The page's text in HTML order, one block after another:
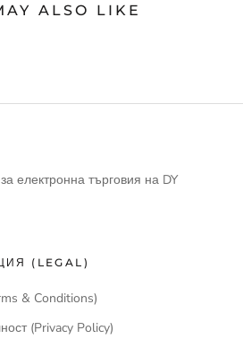
ALSO LIKE
електронна търговия на DY
(LEGAL)
& Conditions)
(Privacy Policy)